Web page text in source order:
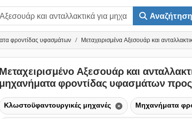
Αναζήτηση
φροντίδας υφασμάτων Μεταχειρισμένα Αξεσουάρ και
Μεταχειρισμένο Αξεσουάρ και
μηχανήματα φροντίδας υφασμάτων
Κλωστοϋφαντουργικές μηχανές Μηχανήματα